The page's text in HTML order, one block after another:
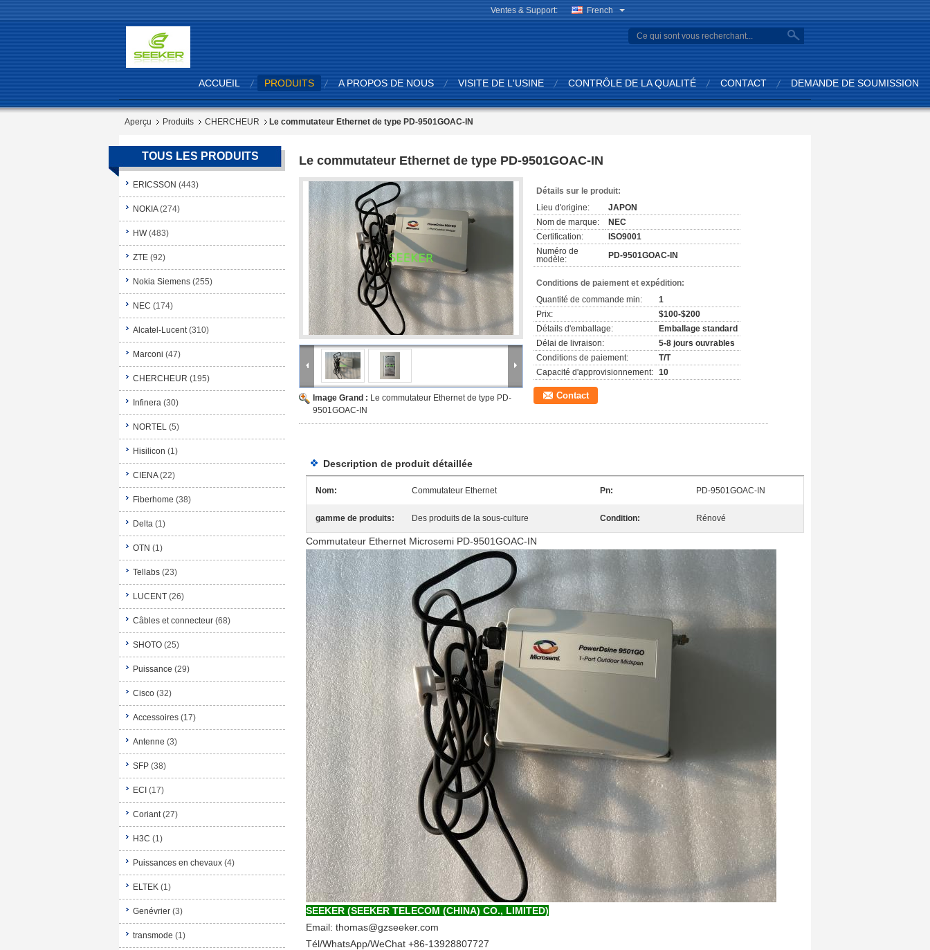
Ventes & Support: French
ACCUEIL PRODUITS A PROPOS DE NOUS VISITE DE L'USINE CONTRÔLE DE LA QUALITÉ CONTACT DEMANDE DE SOUMISSION
Aperçu Produits CHERCHEUR Le commutateur Ethernet de type PD-9501GOAC-IN
TOUS LES PRODUITS
ERICSSON (443)
NOKIA (274)
HW (483)
ZTE (92)
Nokia Siemens (255)
NEC (174)
Alcatel-Lucent (310)
Marconi (47)
CHERCHEUR (195)
Infinera (30)
NORTEL (5)
Hisilicon (1)
CIENA (22)
Fiberhome (38)
Delta (1)
OTN (1)
Tellabs (23)
LUCENT (26)
Câbles et connecteur (68)
SHOTO (25)
Puissance (29)
Cisco (32)
Accessoires (17)
Antenne (3)
SFP (38)
ECI (17)
Coriant (27)
H3C (1)
Puissances en chevaux (4)
ELTEK (1)
Genévrier (3)
transmode (1)
Le commutateur Ethernet de type PD-9501GOAC-IN
Image Grand : Le commutateur Ethernet de type PD-
9501GOAC-IN
Détails sur le produit:
Lieu d'origine:
JAPON
Nom de marque:
NEC
Certification:
ISO9001
Numéro de
modèle:
PD-9501GOAC-IN
Conditions de paiement et expédition:
Quantité de commande min:
1
Prix:
$100-$200
Détails d'emballage:
Emballage standard
Délai de livraison:
5-8 jours ouvrables
Conditions de paiement:
T/T
Capacité d'approvisionnement: 10
Contact
Description de produit détaillée
Nom: Commutateur Ethernet Pn: PD-9501GOAC-IN
gamme de produits: Des produits de la sous-culture Condition: Rénové
Commutateur Ethernet Microsemi PD-9501GOAC-IN
SEEKER (SEEKER TELECOM (CHINA) CO., LIMITED)
Email: thomas@gzseeker.com
Tél/WhatsApp/WeChat +86-13928807727